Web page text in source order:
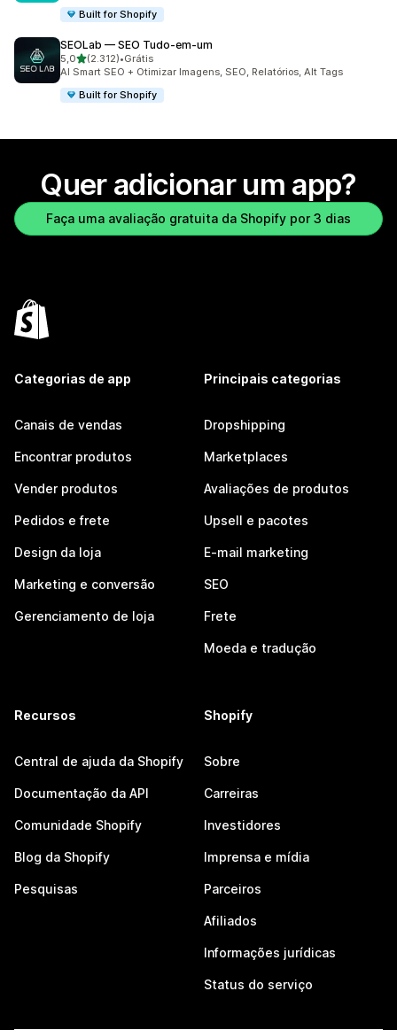
Built for Shopify
SEOLab — SEO Tudo‑em‑um
5,0de 5 estrelas
(2.312)
2312 avaliações ao todo
•Grátis
AI Smart SEO + Otimizar Imagens, SEO, Relatórios, Alt Tags
Built for Shopify
Quer adicionar um app?
Faça uma avaliação gratuita da Shopify por 3 dias
Categorias de app
Canais de vendas
Encontrar produtos
Vender produtos
Pedidos e frete
Design da loja
Marketing e conversão
Gerenciamento de loja
Principais categorias
Dropshipping
Marketplaces
Avaliações de produtos
Upsell e pacotes
E-mail marketing
SEO
Frete
Moeda e tradução
Recursos
Central de ajuda da Shopify
Documentação da API
Comunidade Shopify
Blog da Shopify
Pesquisas
Shopify
Sobre
Carreiras
Investidores
Imprensa e mídia
Parceiros
Afiliados
Informações jurídicas
Status do serviço